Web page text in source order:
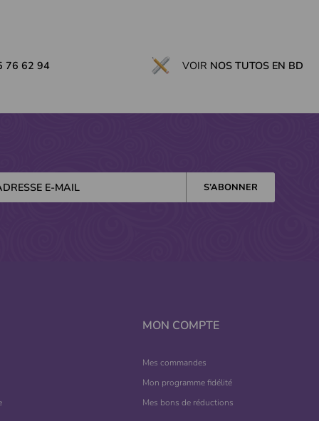
76 62 94 VOIR NOS TUTOS EN BD
MON COMPTE
Mes commandes
Mon programme fidélité
Mes bons de réductions